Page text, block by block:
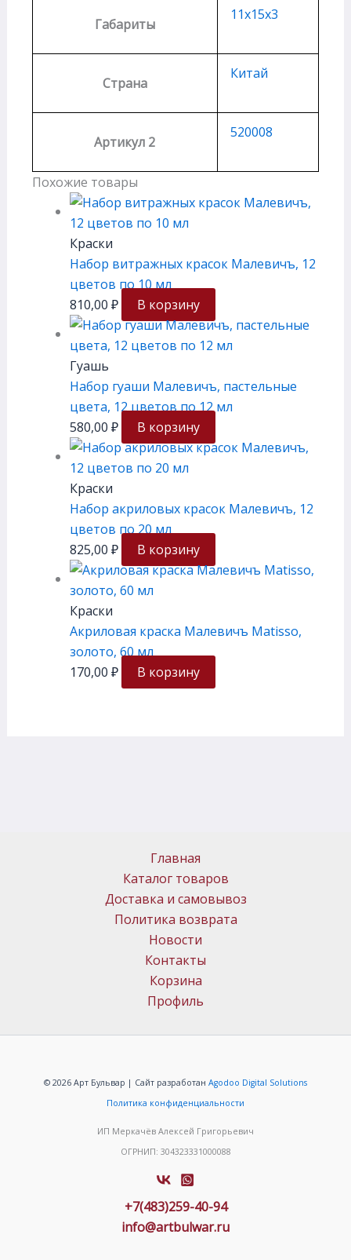
Габариты
11х15х3
Страна
Китай
Артикул 2
520008
Похожие товары
Краски
Набор витражных красок Малевичъ, 12
цветов по 10 мл
810,00 ₽ В корзину
Гуашь
Набор гуаши Малевичъ, пастельные
цвета, 12 цветов по 12 мл
580,00 ₽ В корзину
Краски
Набор акриловых красок Малевичъ, 12
цветов по 20 мл
825,00 ₽ В корзину
Краски
Акриловая краска Малевичъ Matisso,
золото, 60 мл
170,00 ₽ В корзину
Главная
Каталог товаров
Доставка и самовывоз
Политика возврата
Новости
Контакты
Корзина
Профиль
© 2026 Арт Бульвар | Сайт разработан Agodoo Digital Solutions
Политика конфиденциальности
ИП Меркачёв Алексей Григорьевич
ОГРНИП: 304323331000088
+7(483)259-40-94
info@artbulwar.ru